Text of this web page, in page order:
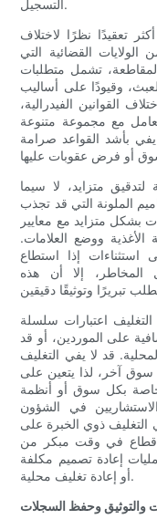
التسجيل.
تعقيدًا نظرًا لاختلاف
الولايات القضائية التي
تشمل متطلبات
وقيودًا على أساليب
القوانين الفيدرالية،
مع مجموعة متنوعة
يفي بأشد القواعد صرامة
لتدقيق متزايد، لا سيما
الملونة التي قد تجذب
بشكل متزايد مع معايير
الأغذية ووضع العلامات.
إذا استطاع
المخاطر، إلا أن هذه
اعتبارات سلسلة
على الموردين، أو قد
قد لا يفي التغليف
سوق آخر، لذا يتعين على
بكل سوق أو أنظمة
في الشؤون
التغليف ذوي الخبرة على
قطاع في وقت مبكر من
إعادة تصميم مكلفة
أو إعادة تغليف محلية.
والتوثيق وحفظ السجلات